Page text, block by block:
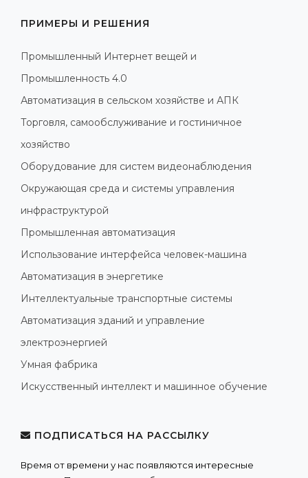
ПРИМЕРЫ И РЕШЕНИЯ
Промышленный Интернет вещей и
Промышленность 4.0
Автоматизация в сельском хозяйстве и АПК
Торговля, самообслуживание и гостиничное
хозяйство
Оборудование для систем видеонаблюдения
Окружающая среда и системы управления
инфраструктурой
Промышленная автоматизация
Использование интерфейса человек-машина
Автоматизация в энергетике
Интеллектуальные транспортные системы
Автоматизация зданий и управление
электроэнергией
Умная фабрика
Искусственный интеллект и машинное обучение
ПОДПИСАТЬСЯ НА РАССЫЛКУ
Время от времени у нас появляются интересные